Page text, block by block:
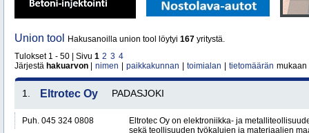
Union tool Hakusanoilla union tool löytyi 167 yritystä.
Tulokset 1 - 50 | Sivu 1 2 3 4
Järjestä hakuarvon nimen paikkakunnan toimialan tietomäärän mukaan
1. Eltrotec Oy PADASJOKI
Puh. 045 324 0808
Eltrotec Oy on elektroniikka- ja
sekä teollisuuden työkalujen ja materiaalien